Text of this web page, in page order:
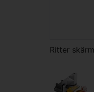
Ritter